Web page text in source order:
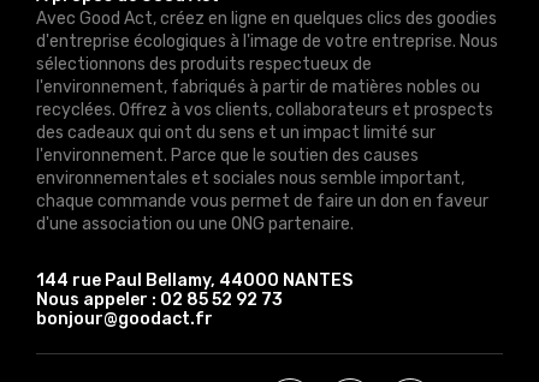
Avec Good Act, créez en ligne en quelques clics des goodies
d'entreprise écologiques à l'image de votre entreprise. Nous
sélectionnons des produits respectueux de
l'environnement, fabriqués à partir de matières nobles ou
recyclées. Offrez à vos clients, collaborateurs et prospects
des cadeaux qui ont du sens et un impact limité sur
l'environnement. Parce que le soutien des causes
environnementales et sociales nous semble important,
chaque commande vous permet de faire un don en faveur
d'une association ou une ONG partenaire.
144 rue Paul Bellamy, 44000 NANTES
Nous appeler : 02 85 52 92 73
bonjour@goodact.fr